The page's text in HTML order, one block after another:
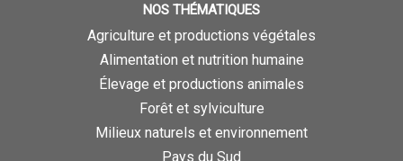
NOS THÉMATIQUES
Agriculture et productions végétales
Alimentation et nutrition humaine
Élevage et productions animales
Forêt et sylviculture
Milieux naturels et environnement
Pays du Sud